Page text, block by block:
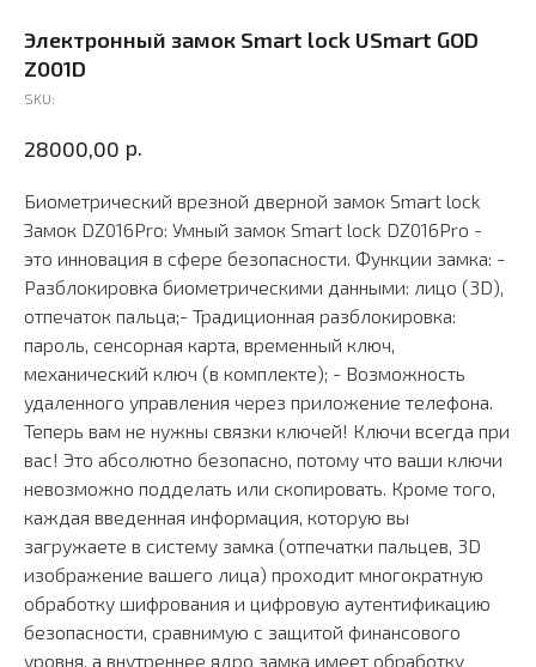
Электронный замок Smart lock USmart GOD
Z001D
SKU:
28000,00 р.
Биометрический врезной дверной замок Smart lock
Замок DZ016Pro: Умный замок Smart lock DZ016Pro -
это инновация в сфере безопасности. Функции замка: -
Разблокировка биометрическими данными: лицо (3D),
отпечаток пальца;- Традиционная разблокировка:
пароль, сенсорная карта, временный ключ,
механический ключ (в комплекте); - Возможность
удаленного управления через приложение телефона.
Теперь вам не нужны связки ключей! Ключи всегда при
вас! Это абсолютно безопасно, потому что ваши ключи
невозможно подделать или скопировать. Кроме того,
каждая введенная информация, которую вы
загружаете в систему замка (отпечатки пальцев, 3D
изображение вашего лица) проходит многократную
обработку шифрования и цифровую аутентификацию
безопасности, сравнимую с защитой финансового
уровня, а внутреннее ядро замка имеет обработку